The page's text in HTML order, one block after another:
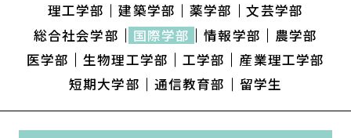
理工学部
建築学部 薬学部
文芸学部
総合社会学部
国際学部 情報学部
農学部
医学部
生物理工学部 工学部
産業理工学部
短期大学部
通信教育部 留学生